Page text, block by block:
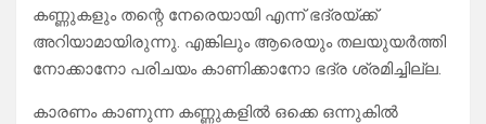
കണ്ണുകളും തന്റെ നേരെയായി എന്ന് ഭദ്രയ്ക്ക്
അറിയാമായിരുന്നു. എങ്കിലും ആരെയും തലയുയർത്തി
നോക്കാനോ പരിചയം കാണിക്കാനോ ഭദ്ര ശ്രമിച്ചില്ല.
കാരണം കാണുന്ന കണ്ണുകളിൽ ഒക്കെ ഒന്നുകിൽ